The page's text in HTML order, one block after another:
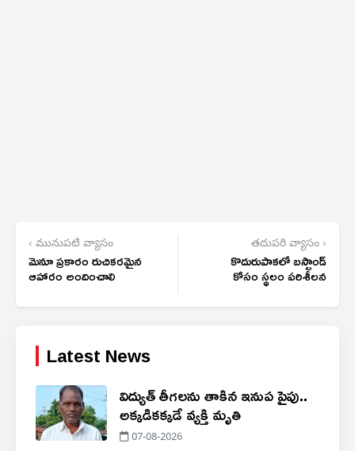
‹ మునుపటి వ్యాసం
మెనూ ప్రకారం రుచికరమైన
ఆహారం అందించాలి
తదుపరి వ్యాసం ›
కొదురుపాకలో బస్టాండ్
కోసం స్థలం పరిశీలన
Latest News
విద్యుత్ తీగలను తాకిన ఇనుప పైపు..
అక్కడికక్కడే వ్యక్తి మృతి
07-08-2026